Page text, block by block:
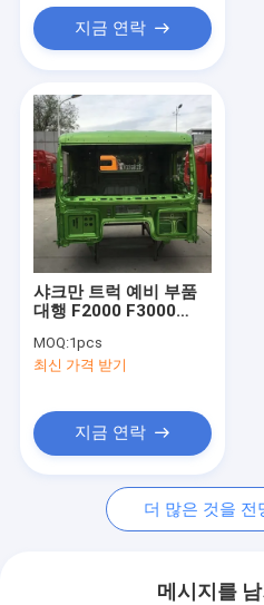
제품
우리 에 관한 것
공장 투어
품질 관리
사건
인용 을 요청 하십시오
샤크만 트럭 예비품
지금 연락
샤크만 트럭 예비 부품
대행 F2000 F3000
럭 액세서리
MOQ:1pcs
최신 가격 받기
지금 연락
더 많은 것을 전
메시지를